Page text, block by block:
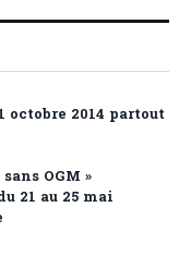
octobre 2014 partout
OGM »
21 au 25 mai